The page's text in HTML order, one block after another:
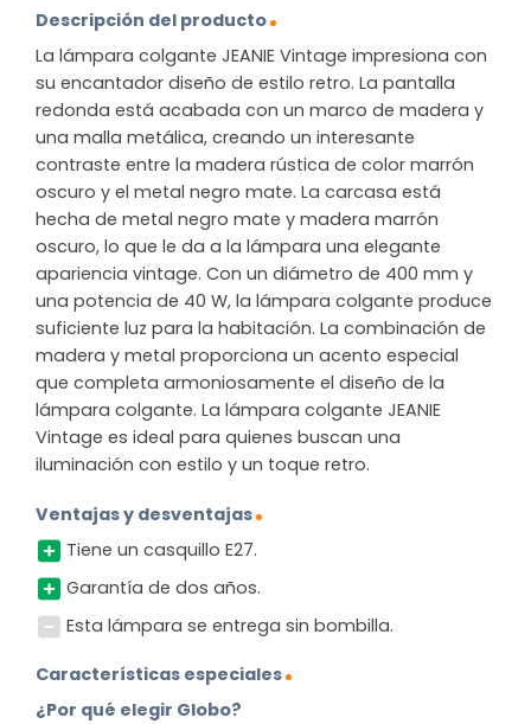
Descripción del producto
La lámpara colgante JEANIE Vintage impresiona con
su encantador diseño de estilo retro. La pantalla
redonda está acabada con un marco de madera y
una malla metálica, creando un interesante
contraste entre la madera rústica de color marrón
oscuro y el metal negro mate. La carcasa está
hecha de metal negro mate y madera marrón
oscuro, lo que le da a la lámpara una elegante
apariencia vintage. Con un diámetro de 400 mm y
una potencia de 40 W, la lámpara colgante produce
suficiente luz para la habitación. La combinación de
madera y metal proporciona un acento especial
que completa armoniosamente el diseño de la
lámpara colgante. La lámpara colgante JEANIE
Vintage es ideal para quienes buscan una
iluminación con estilo y un toque retro.
Ventajas y desventajas
Tiene un casquillo E27.
Garantía de dos años.
Esta lámpara se entrega sin bombilla.
Características especiales
¿Por qué elegir Globo?